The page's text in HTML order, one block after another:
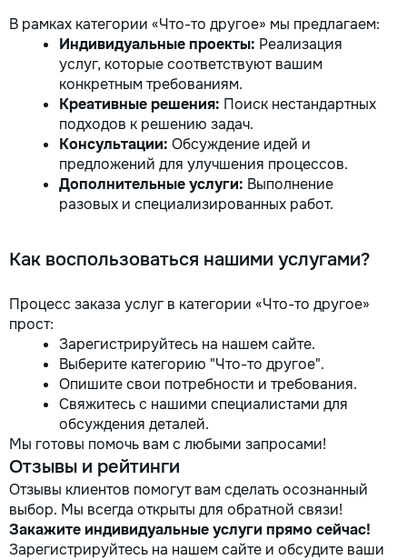
В рамках категории «Что-то другое» мы предлагаем:
Индивидуальные проекты: Реализация
услуг, которые соответствуют вашим
конкретным требованиям.
Креативные решения: Поиск нестандартных
подходов к решению задач.
Консультации: Обсуждение идей и
предложений для улучшения процессов.
Дополнительные услуги: Выполнение
разовых и специализированных работ.
Как воспользоваться нашими услугами?
Процесс заказа услуг в категории «Что-то другое»
прост:
Зарегистрируйтесь на нашем сайте.
Выберите категорию "Что-то другое".
Опишите свои потребности и требования.
Свяжитесь с нашими специалистами для
обсуждения деталей.
Мы готовы помочь вам с любыми запросами!
Отзывы и рейтинги
Отзывы клиентов помогут вам сделать осознанный
выбор. Мы всегда открыты для обратной связи!
Закажите индивидуальные услуги прямо сейчас!
Зарегистрируйтесь на нашем сайте и обсудите ваши